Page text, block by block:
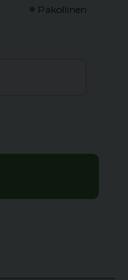
* Pakollinen